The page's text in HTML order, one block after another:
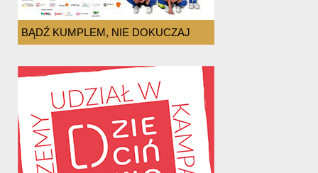
BĄDŹ KUMPLEM, NIE DOKUCZAJ